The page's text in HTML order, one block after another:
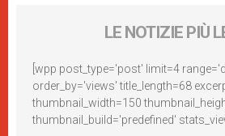
LE NOTIZIE PIÙ
[wpp post_type='post' limit=4
order_by='views' title_length=68
thumbnail_width=150
thumbnail_build='predefined'